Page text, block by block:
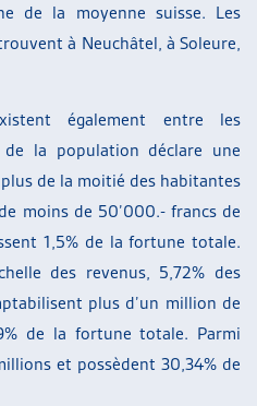
de la moyenne suisse. Les
à Neuchâtel, à Soleure,
également entre les
la population déclare une
de la moitié des habitantes
moins de 50’000.- francs de
1,5% de la fortune totale.
des revenus, 5,72% des
plus d’un million de
de la fortune totale. Parmi
et possèdent 30,34% de